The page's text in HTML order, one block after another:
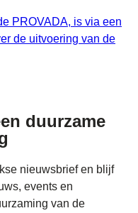
PROVADA, is via een
de uitvoering van de
duurzame
nieuwsbrief en blijf
events en
van de